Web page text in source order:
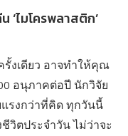
‘ไมโครพลาสติก’
รั้งเดียว อาจทำให้คุณ
อนุภาคต่อปี นักวิจัย
รงกว่าที่คิด ทุกวันนี้
วิตประจำวัน ไม่ว่าจะ